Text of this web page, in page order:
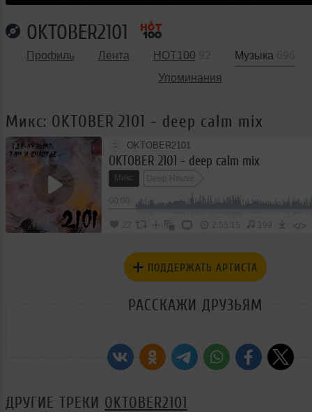
OKTOBER2101
Профиль Лента HOT100 Музыка
Упоминания
Микс: OKTOBER 2101 - deep calm mix
OKTOBER2101
OKTOBER 2101 - deep calm mix
Микс Deep House
22 2:55:15 199 </>
ПОДДЕРЖАТЬ АРТИСТА
РАССКАЖИ ДРУЗЬЯМ
ДРУГИЕ ТРЕКИ OKTOBER2101